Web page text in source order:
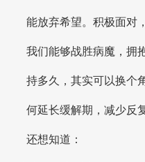
能放弃希望。积极面对
我们能够战胜病魔，拥
持多久，其实可以换个
何延长缓解期，减少反
还想知道：